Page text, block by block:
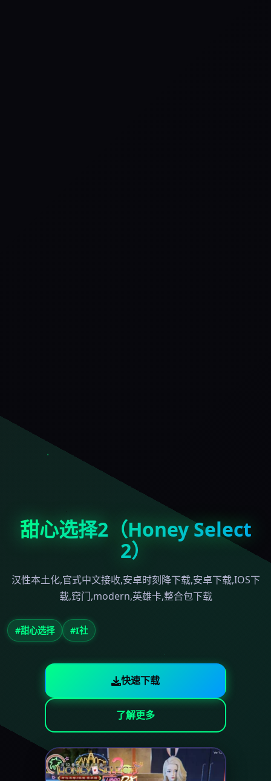
甜心选择2（Honey Select
2）
汉性本土化,官式中文接收,安卓时刻降下载,安卓下载,IOS下
载,窍门,modern,英雄卡,整合包下载
#甜心选择 #I社
快速下载
了解更多